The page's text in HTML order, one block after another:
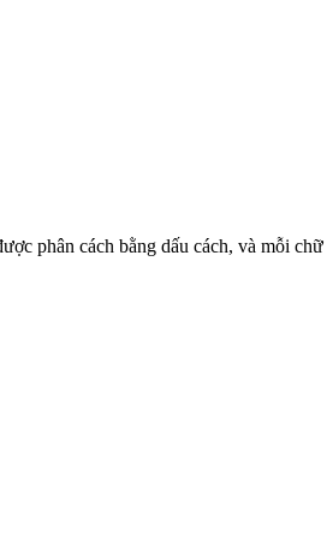
phân cách bằng dấu cách, và mỗi